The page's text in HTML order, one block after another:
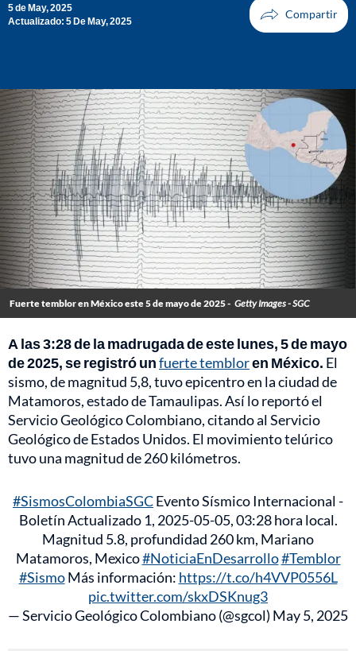
5 de May, 2025
Actualizado: 5 De May, 2025
Fuerte temblor en México este 5 de mayo de 2025 - Getty Images - SGC
A las 3:28 de la madrugada de este lunes, 5 de mayo
de 2025, se registró unfuerte tembloren México. El
sismo, de magnitud 5,8, tuvo epicentro en la ciudad de
Matamoros, estado de Tamaulipas. Así lo reportó el
Servicio Geológico Colombiano, citando al Servicio
Geológico de Estados Unidos. El movimiento telúrico
tuvo una magnitud de 260 kilómetros.
#SismosColombiaSGCEvento Sísmico Internacional -
Boletín Actualizado 1, 2025-05-05, 03:28 hora local.
Magnitud 5.8, profundidad 260 km, Mariano
Matamoros, Mexico#NoticiaEnDesarrollo#Temblor
#SismoMás información: https://t.co/h4VVP0556L
pic.twitter.com/skxDSKnug3
— Servicio Geológico Colombiano (@sgcol) May 5, 2025